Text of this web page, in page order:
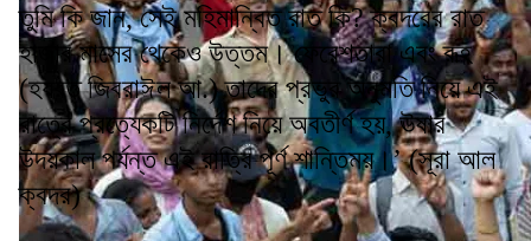
তুমি কি জান, সেই মহিমান্বিত রাত কি? ক্বদরের রাত
হাজার মাসের থেকেও উত্তম। ফেরেশতারা এবং রূহ
(হযরত জিবরাঈল আ.) তাদের প্রভুর অনুমতি নিয়ে এই
রাত্রে প্রত্যেকটি নির্দেশ নিয়ে অবতীর্ণ হয়, ঊষার
উদয়কাল পর্যন্ত এই রাত্রি পূর্ণ শান্তিময়।’ (সূরা আল
ক্বদর)